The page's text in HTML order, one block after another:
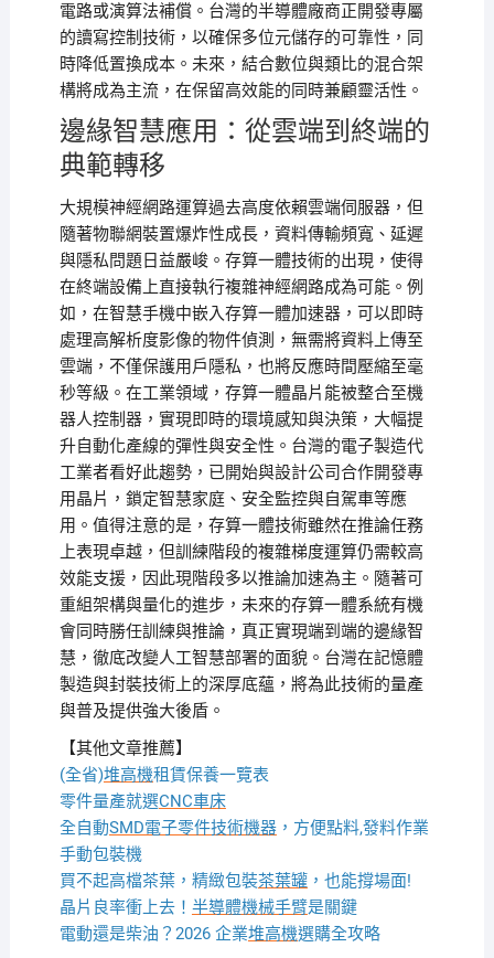
電路或演算法補償。台灣的半導體廠商正開發專屬
的讀寫控制技術，以確保多位元儲存的可靠性，同
時降低置換成本。未來，結合數位與類比的混合架
構將成為主流，在保留高效能的同時兼顧靈活性。
邊緣智慧應用：從雲端到終端的
典範轉移
大規模神經網路運算過去高度依賴雲端伺服器，但
隨著物聯網裝置爆炸性成長，資料傳輸頻寬、延遲
與隱私問題日益嚴峻。存算一體技術的出現，使得
在終端設備上直接執行複雜神經網路成為可能。例
如，在智慧手機中嵌入存算一體加速器，可以即時
處理高解析度影像的物件偵測，無需將資料上傳至
雲端，不僅保護用戶隱私，也將反應時間壓縮至毫
秒等級。在工業領域，存算一體晶片能被整合至機
器人控制器，實現即時的環境感知與決策，大幅提
升自動化產線的彈性與安全性。台灣的電子製造代
工業者看好此趨勢，已開始與設計公司合作開發專
用晶片，鎖定智慧家庭、安全監控與自駕車等應
用。值得注意的是，存算一體技術雖然在推論任務
上表現卓越，但訓練階段的複雜梯度運算仍需較高
效能支援，因此現階段多以推論加速為主。隨著可
重組架構與量化的進步，未來的存算一體系統有機
會同時勝任訓練與推論，真正實現端到端的邊緣智
慧，徹底改變人工智慧部署的面貌。台灣在記憶體
製造與封裝技術上的深厚底蘊，將為此技術的量產
與普及提供強大後盾。
【其他文章推薦】
(全省)堆高機租賃保養一覽表
零件量產就選CNC車床
全自動SMD電子零件技術機器，方便點料,發料作業
手動包裝機
買不起高檔茶葉，精緻包裝茶葉罐，也能撐場面!
晶片良率衝上去！ 半導體機械手臂是關鍵
電動還是柴油？2026 企業堆高機選購全攻略